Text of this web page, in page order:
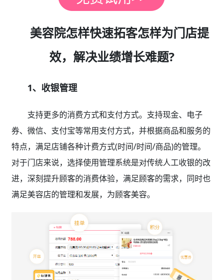
美容院怎样快速拓客怎样为门店提
效，解决业绩增长难题?
1、收银管理
支持更多的消费方式和支付方式。支持现金、电子
券、微信、支付宝等常用支付方式，并根据商品和服务的
特点，满足店铺各种计费方式(时间/时间/商品)的管理。
对于门店来说，选择使用管理系统是对传统人工收银的改
进，深刻提升顾客的消费体验，满足顾客的需求，同时也
满足美容店的管理和发展，为顾客美容。